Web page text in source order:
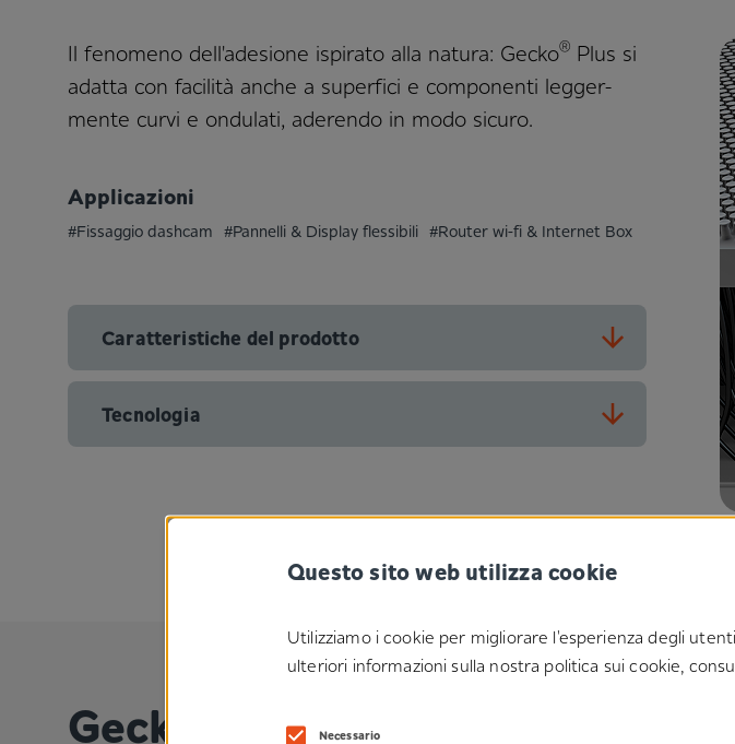
Il fenomeno dell'adesione ispirato alla natura: Gecko® Plus si
adatta con facilità anche a superfici e com­po­nen­ti legger­
men­te curvi e ondulati, aderendo in modo sicuro.
Applicazioni
#Fissaggio dashcam #Pannelli & Display flessibili #Router wi-fi & Internet Box
Caratteristiche del prodotto
Tecnologia
Gecko Flex
Questo sito web utilizza cookie
Utilizziamo i cookie per migliorare l'esperienza degli
ulteriori informazioni sulla nostra politica sui cookie,
Necessario